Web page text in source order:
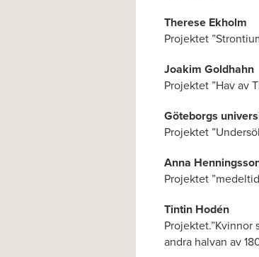
Therese Ekholm
Projektet
Joakim Goldhahn
Projektet ”Hav av
Göteborgs
Projektet
Anna
Projektet
Tintin Hodén
andra halvan av